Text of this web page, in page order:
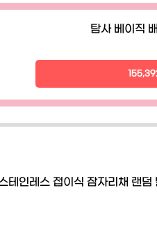
탐사 베이직
테인레스 접이식 잠자리채 랜덤